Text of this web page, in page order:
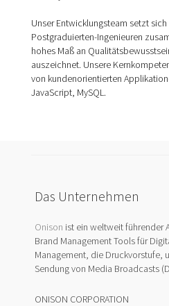
Unser Entwicklungsteam setzt
Postgraduierten-Ingenieuren
hohes Maß an
auszeichnet. Unsere
von kundenorientierten
JavaScript, MySQL.
Das Unternehmen
Onison ist ein weltweit führender
Brand Management Tools für
Management, die Druckvorstufe,
Sendung von Media Broadcasts
ONISON CORPORATION